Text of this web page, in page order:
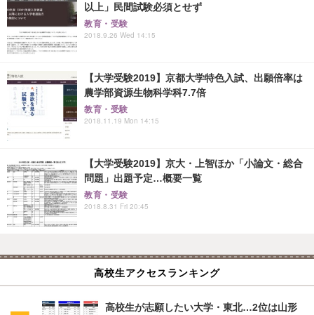
以上」民間試験必須とせず
教育・受験
2018.9.26 Wed 14:15
【大学受験2019】京都大学特色入試、出願倍率は
農学部資源生物科学科7.7倍
教育・受験
2018.11.19 Mon 14:15
【大学受験2019】京大・上智ほか「小論文・総合
問題」出題予定…概要一覧
教育・受験
2018.8.31 Fri 20:45
高校生アクセスランキング
高校生が志願したい大学・東北…2位は山形